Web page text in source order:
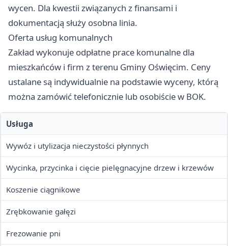
wycen. Dla kwestii związanych z finansami i
dokumentacją służy osobna linia.
Oferta usług komunalnych
Zakład wykonuje odpłatne prace komunalne dla
mieszkańców i firm z terenu Gminy Oświęcim. Ceny
ustalane są indywidualnie na podstawie wyceny, którą
można zamówić telefonicznie lub osobiście w BOK.
Usługa
Wywóz i utylizacja nieczystości płynnych
Wycinka, przycinka i cięcie pielęgnacyjne drzew i krzewów
Koszenie ciągnikowe
Zrębkowanie gałęzi
Frezowanie pni